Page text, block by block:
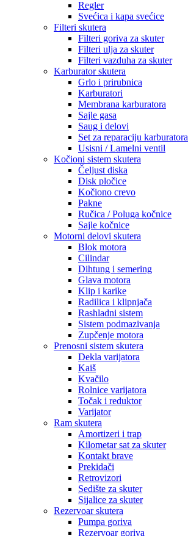
Regler
Svećica i kapa svećice
Filteri skutera
Filteri goriva za skuter
Filteri ulja za skuter
Filteri vazduha za skuter
Karburator skutera
Grlo i prirubnica
Karburatori
Membrana karburatora
Sajle gasa
Saug i delovi
Set za reparaciju karburatora
Usisni / Lamelni ventil
Kočioni sistem skutera
Čeljust diska
Disk pločice
Kočiono crevo
Pakne
Ručica / Poluga kočnice
Sajle kočnice
Motorni delovi skutera
Blok motora
Cilindar
Dihtung i semering
Glava motora
Klip i karike
Radilica i klipnjača
Rashladni sistem
Sistem podmazivanja
Zupčenje motora
Prenosni sistem skutera
Dekla varijatora
Kaiš
Kvačilo
Rolnice varijatora
Točak i reduktor
Varijator
Ram skutera
Amortizeri i trap
Kilometar sat za skuter
Kontakt brave
Prekidači
Retrovizori
Sedište za skuter
Sijalice za skuter
Rezervoar skutera
Pumpa goriva
Rezervoar goriva